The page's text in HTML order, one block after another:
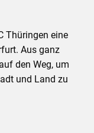
Thüringen eine
Aus ganz
den Weg, um
und Land zu